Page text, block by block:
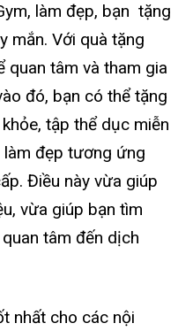
làm đẹp, bạn tặng
mắn. Với quà tặng
quan tâm và tham gia
đó, bạn có thể tặng
tập thể dục miễn
làm đẹp tương ứng
Điều này vừa giúp
vừa giúp bạn tìm
tâm đến dịch
nhất cho các nội